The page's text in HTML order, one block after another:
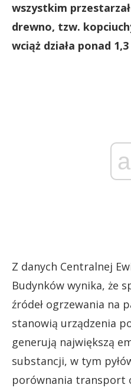
wszystkim
drewno, tzw.
wciąż działa ponad
Z danych Centralnej
Budynków wynika, że
źródeł ogrzewania na
stanowią urządzenia
generują największą
substancji, w tym
porównania transport